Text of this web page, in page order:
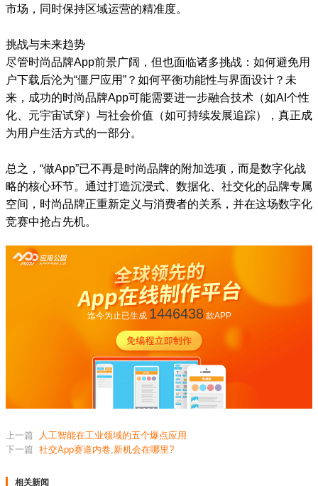
市场，同时保持区域运营的精准度。
挑战与未来趋势
尽管时尚品牌App前景广阔，但也面临诸多挑战：如何避免用
户下载后沦为“僵尸应用”？如何平衡功能性与界面设计？未
来，成功的时尚品牌App可能需要进一步融合技术（如AI个性
化、元宇宙试穿）与社会价值（如可持续发展追踪），真正成
为用户生活方式的一部分。
总之，“做App”已不再是时尚品牌的附加选项，而是数字化战
略的核心环节。通过打造沉浸式、数据化、社交化的品牌专属
空间，时尚品牌正重新定义与消费者的关系，并在这场数字化
竞赛中抢占先机。
迄今为止已生成 1446438款APP
上一篇
人工智能在工业领域的五个爆点应用
下一篇 社交App赛道内卷,新机会在哪里?
相关新闻